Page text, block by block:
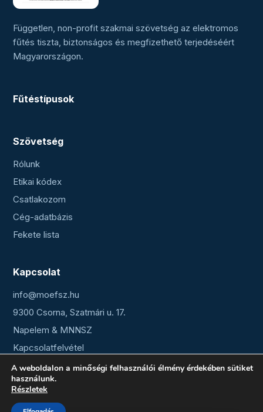
Független, non-profit szakmai szövetség az elektromos
fűtés tiszta, biztonságos és megfizethető terjedéséért
Magyarországon.
Fűtéstípusok
Szövetség
Rólunk
Etikai kódex
Csatlakozom
Cég-adatbázis
Fekete lista
Kapcsolat
info@moefsz.hu
9300 Csorna, Szatmári u. 17.
Napelem & MNNSZ
Kapcsolatfelvétel
© 2026 Magyar Országos Elektromos Fűtés Szövetség
Adatkezelés
•
A weboldalon a minőségi felhasználói élmény érdekében sütiket
használunk.
Részletek